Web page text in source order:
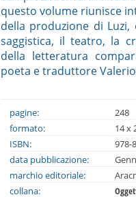
questo volume riunisce
della produzione di
saggistica, il teatro, la
della letteratura
poeta e traduttore
pagine:
248
formato:
14 x
ISBN:
978-
data pubblicazione:
marchio editoriale:
collana: